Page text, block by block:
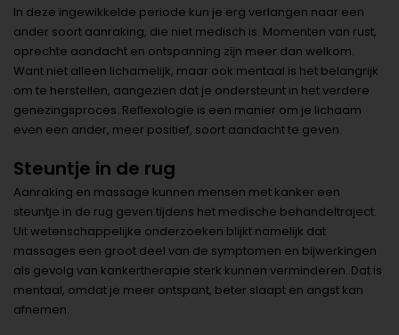
In deze ingewikkelde periode kun je erg verlangen naar een
ander soort aanraking, die niet medisch is. Momenten van rust,
oprechte aandacht en ontspanning zijn meer dan welkom.
Want niet alleen lichamelijk, maar ook mentaal is het belangrijk
om te herstellen, aangezien dat je ondersteunt in het verdere
genezingsproces. Reflexologie is een manier om je lichaam
even een ander, meer positief, soort aandacht te geven.
Steuntje in de rug
Aanraking en massage kunnen mensen met kanker een
steuntje in de rug geven tijdens het medische behandeltraject.
Uit wetenschappelijke onderzoeken blijkt namelijk dat
massages een groot deel van de symptomen en bijwerkingen
als gevolg van kankertherapie sterk kunnen verminderen. Dat is
mentaal, omdat je meer ontspant, beter slaapt en angst kan
afnemen.